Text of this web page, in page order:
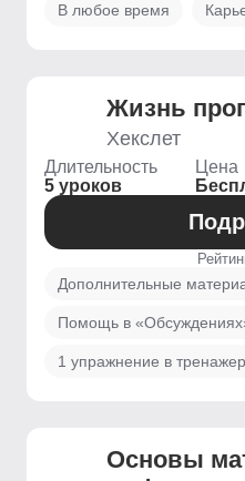
В любое время
Жизнь
Хекслет
Длительность
5 уроков
Цена
Дополнительные
Помощь в
1 упражнение в
Основы